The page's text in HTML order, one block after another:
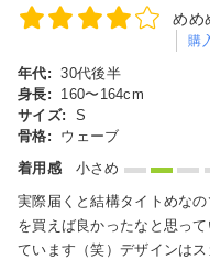
めめ
購
年代: 30代後半
身長:
160〜164cm
サイズ:
S
骨格:
ウェーブ
着用感
小さめ
実際届くと結構タイトめな
を買えば良かったなと思っ
ています（笑）デザインは